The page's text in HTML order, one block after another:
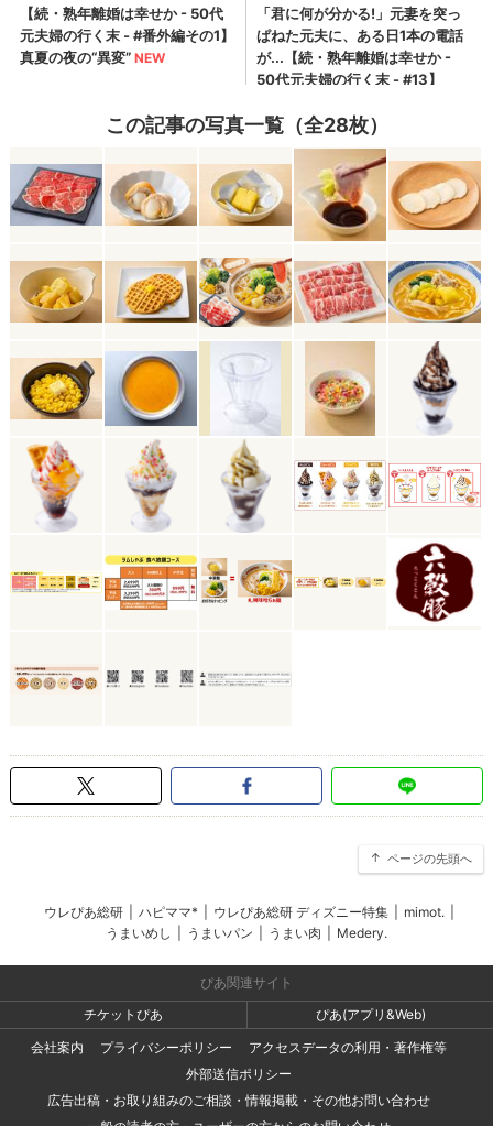
この記事の写真一覧（全28枚）
ページの先頭へ
ウレぴあ総研 ハピママ* ウレぴあ総研 ディズニー特集 mimot.
うまいめし
うまいパン うまい肉 Medery.
ぴあ関連サイト
チケットぴあ
ぴあ(アプリ&Web)
会社案内
プライバシーポリシー
アクセスデータの利用・著作権等
外部送信ポリシー
広告出稿・お取り組みのご相談・情報掲載・その他お問い合わせ